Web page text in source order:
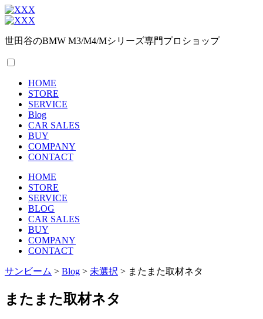
世田谷のBMW M3/M4/Mシリーズ専門プロショップ
HOME
STORE
SERVICE
Blog
CAR SALES
BUY
COMPANY
CONTACT
HOME
STORE
SERVICE
BLOG
CAR SALES
BUY
COMPANY
CONTACT
サンビーム > Blog > 未選択 > またまた取材ネタ
またまた取材ネタ